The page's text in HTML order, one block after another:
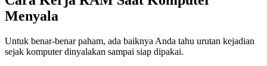
Menyala
Untuk benar-benar paham, ada baiknya Anda tahu urutan kejadian
sejak komputer dinyalakan sampai siap dipakai.